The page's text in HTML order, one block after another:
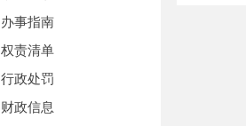
办事指南
权责清单
行政处罚
财政信息